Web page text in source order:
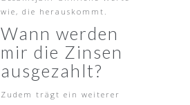
wie, die herauskommt.
Wann werden
mir die Zinsen
ausgezahlt?
Zudem trägt ein weiterer